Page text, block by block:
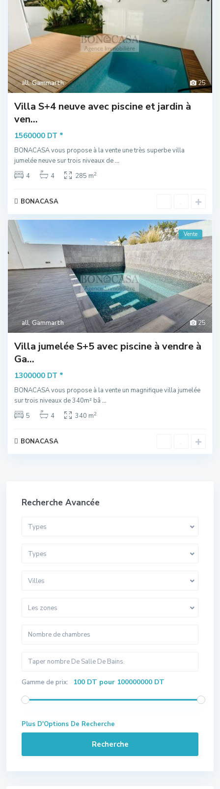
25
all,Gammarth
Villa S+4 neuve avec piscine et jardin à
ven...
1560000 DT *
BONACASA vous propose à la vente une très superbe villa
jumelée neuve sur trois niveaux de...
4
4 285 m2
BONACASA
25
all,Gammarth
Vente
Villa jumelée S+5 avec piscine à vendre à
Ga...
1300000 DT *
BONACASA vous propose à la vente un magnifique villa jumelée
sur trois niveaux de 340m² bâ ...
5
4 340 m2
BONACASA
Recherche Avancée
Types
Types
Villes
Les zones
Gamme de prix: 100 DT pour 100000000 DT
Plus D'Options De Recherche
Recherche